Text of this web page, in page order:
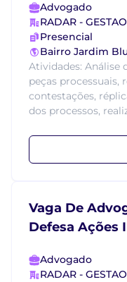
Advogado
RADAR -
Presencial
Bairro Jardim
Atividades: Análise
peças processuais,
contestações,
dos processos,
Vaga De
Defesa Ações
Advogado
RADAR -